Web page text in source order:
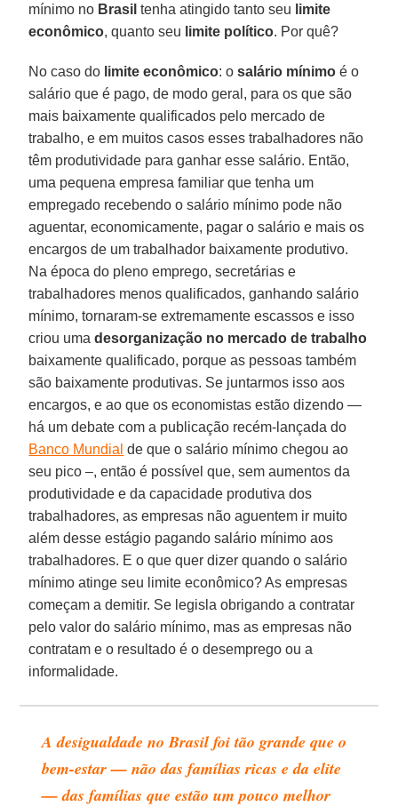
mínimo no Brasil tenha atingido tanto seu limite
econômico, quanto seu limite político. Por quê?
No caso do limite econômico: o salário mínimo é o
salário que é pago, de modo geral, para os que são
mais baixamente qualificados pelo mercado de
trabalho, e em muitos casos esses trabalhadores não
têm produtividade para ganhar esse salário. Então,
uma pequena empresa familiar que tenha um
empregado recebendo o salário mínimo pode não
aguentar, economicamente, pagar o salário e mais os
encargos de um trabalhador baixamente produtivo.
Na época do pleno emprego, secretárias e
trabalhadores menos qualificados, ganhando salário
mínimo, tornaram-se extremamente escassos e isso
criou umadesorganização no mercado de trabalho
baixamente qualificado, porque as pessoas também
são baixamente produtivas. Se juntarmos isso aos
encargos, e ao que os economistas estão dizendo —
há um debate com a publicação recém-lançada do
Banco Mundial de que o salário mínimo chegou ao
seu pico –, então é possível que, sem aumentos da
produtividade e da capacidade produtiva dos
trabalhadores, as empresas não aguentem ir muito
além desse estágio pagando salário mínimo aos
trabalhadores. E o que quer dizer quando o salário
mínimo atinge seu limite econômico? As empresas
começam a demitir. Se legisla obrigando a contratar
pelo valor do salário mínimo, mas as empresas não
contratam e o resultado é o desemprego ou a
informalidade.
A desigualdade no Brasil foi tão grande que o
bem-estar — não das famílias ricas e da elite
— das famílias que estão um pouco melhor